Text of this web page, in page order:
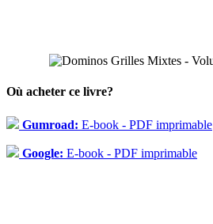
Où acheter ce livre?
Gumroad: E-book - PDF imprimable
Google: E-book - PDF imprimable